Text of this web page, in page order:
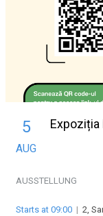
5
AUG
Expoziția
AUSSTELLUNG
Starts at 09:00 | 2,